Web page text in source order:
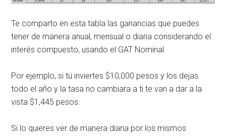
Te comparto en esta tabla las ganancias que puedes
tener de manera anual, mensual o diaria considerando el
interés compuesto, usando el GAT Nominal.
Por ejemplo, si tú inviertes $10,000 pesos y los dejas
todo el año y la tasa no cambiara a ti te van a dar a la
vista $1,445 pesos.
Si lo quieres ver de manera diaria por los mismos